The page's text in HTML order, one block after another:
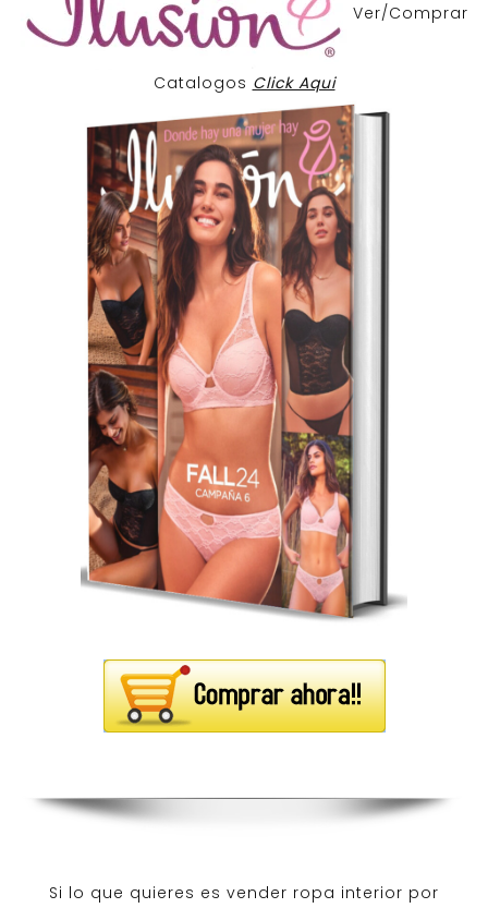
Ver/Comprar
Catalogos Click Aqui
Si lo que quieres es vender ropa interior por